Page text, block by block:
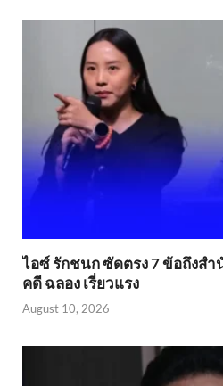
ไอซ์ รักชนก ซัดตรง 7 ข้อถึงส
คดี ฉลอง เรี่ยวแรง
August 10, 2026